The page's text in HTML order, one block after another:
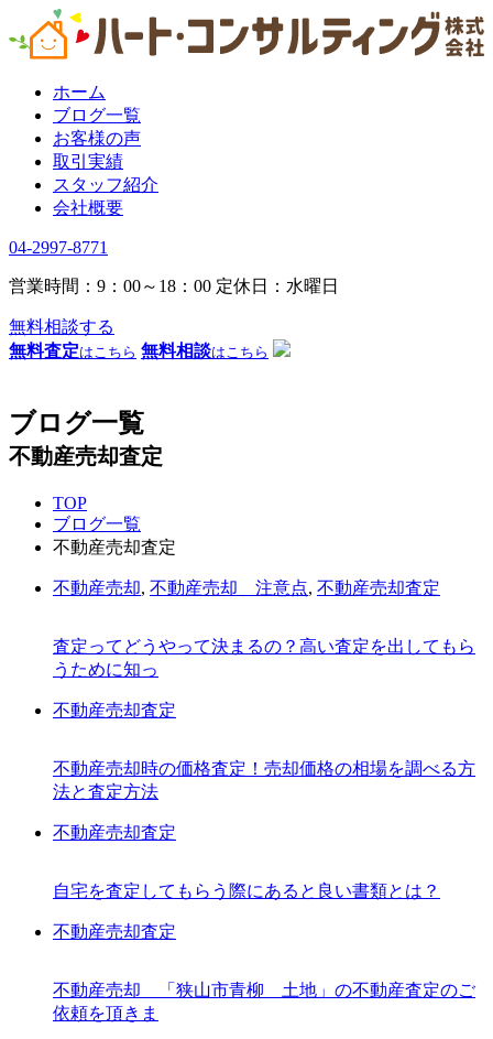
ホーム
ブログ一覧
お客様の声
取引実績
スタッフ紹介
会社概要
04-2997-8771
営業時間：9：00～18：00 定休日：水曜日
無料相談する
無料査定はこちら 無料相談はこちら
ブログ一覧
不動産売却査定
TOP
ブログ一覧
不動産売却査定
不動産売却, 不動産売却 注意点, 不動産売却査定
査定ってどうやって決まるの？高い査定を出してもら
うために知っ
不動産売却査定
不動産売却時の価格査定！売却価格の相場を調べる方
法と査定方法
不動産売却査定
自宅を査定してもらう際にあると良い書類とは？
不動産売却査定
不動産売却 「狭山市青柳 土地」の不動産査定のご
依頼を頂きま